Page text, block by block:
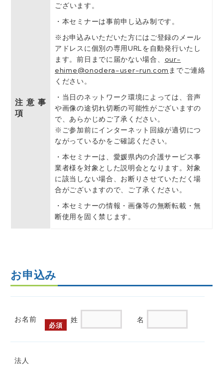
注意事
項
ございます。
・本セミナーは事前申し込み制です。
※お申込みいただいた⽅にはご登録のメール
アドレスに個別の専用URLを⾃動発⾏いたし
ます。前日までに届かない場合、 our-
ehime@onodera-user-run.com までご連絡
ください。
・当⽇のネットワーク環境によっては、⾳声
や画像の途切れ切断の可能性がございますの
で、あらかじめご了承ください。
※ご参加前にインターネット回線が適切につ
ながっているかをご確認ください。
・本セミナーは、愛媛県内の介護サービス事
業者様を対象とした説明会となります。対象
に該当しない場合、お断りさせていただく場
合がございますので、ご了承ください。
・本セミナーの情報・画像等の無断転載・無
断使⽤を固く禁じます。
お申込み
お名前
必須
姓 名
法人